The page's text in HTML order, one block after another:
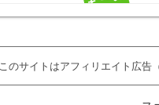
このサイトはアフィリエイト広告